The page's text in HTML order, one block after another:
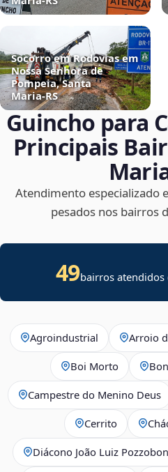
Socorro em Rodovias em
Nossa Senhora de
Pompeia, Santa
Maria‑RS
Guincho para
Principais
Atendimento especializado
pesados nos bairros
49bairros atendidos
Agroindustrial Arroio
Boi Morto
Campestre do Menino Deus
Cerrito
Diácono João Luiz Pozzobon